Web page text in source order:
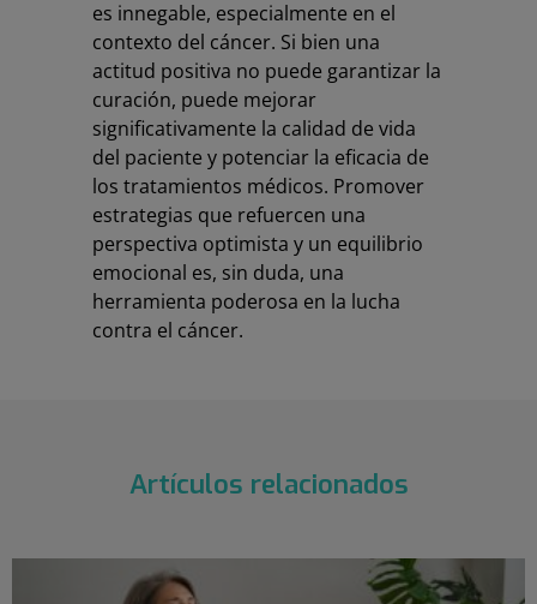
es innegable, especialmente en el
contexto del cáncer. Si bien una
actitud positiva no puede garantizar la
curación, puede mejorar
significativamente la calidad de vida
del paciente y potenciar la eficacia de
los tratamientos médicos. Promover
estrategias que refuercen una
perspectiva optimista y un equilibrio
emocional es, sin duda, una
herramienta poderosa en la lucha
contra el cáncer.
Artículos relacionados